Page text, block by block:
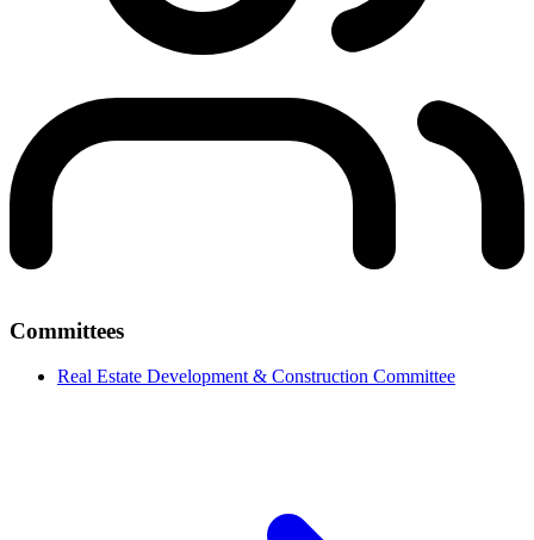
Committees
Real Estate Development & Construction Committee